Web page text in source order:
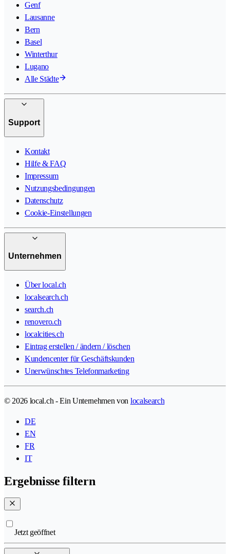
Genf
Lausanne
Bern
Basel
Winterthur
Lugano
Alle Städte
Support
Kontakt
Hilfe & FAQ
Impressum
Nutzungsbedingungen
Datenschutz
Cookie-Einstellungen
Unternehmen
Über local.ch
localsearch.ch
search.ch
renovero.ch
localcities.ch
Eintrag erstellen / ändern / löschen
Kundencenter für Geschäftskunden
Unerwünschtes Telefonmarketing
© 2026 local.ch - Ein Unternehmen von localsearch
DE
EN
FR
IT
Ergebnisse filtern
Jetzt geöffnet